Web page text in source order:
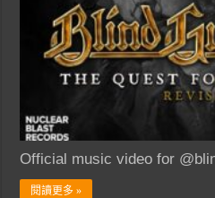
Official music video for
閱讀更多 »